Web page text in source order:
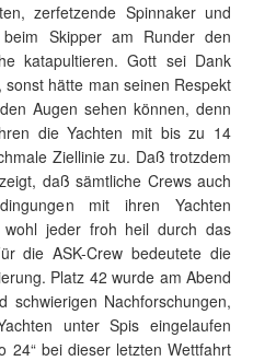
zerfetzende Spinnaker und
Skipper am Runder den
katapultieren. Gott sei Dank
hätte man seinen Respekt
Augen sehen können, denn
die Yachten mit bis zu 14
Ziellinie zu. Daß trotzdem
daß sämtliche Crews auch
mit ihren Yachten
jeder froh heil durch das
die ASK-Crew bedeutete die
Platz 42 wurde am Abend
Nachforschungen,
unter Spis eingelaufen
24“ bei dieser letzten Wettfahrt